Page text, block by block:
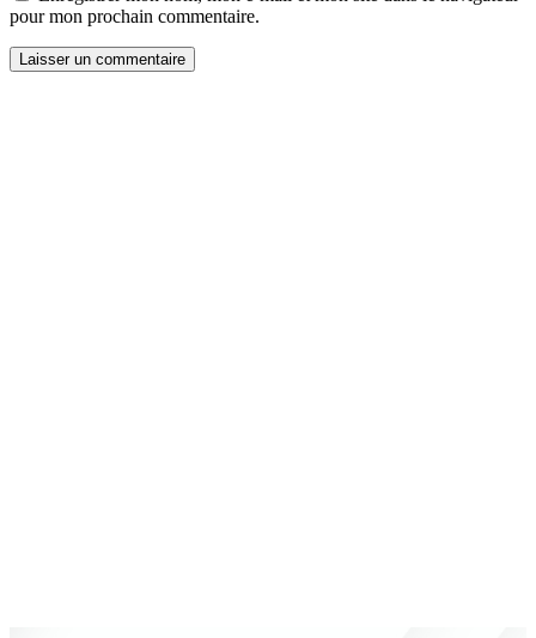
pour mon prochain commentaire.